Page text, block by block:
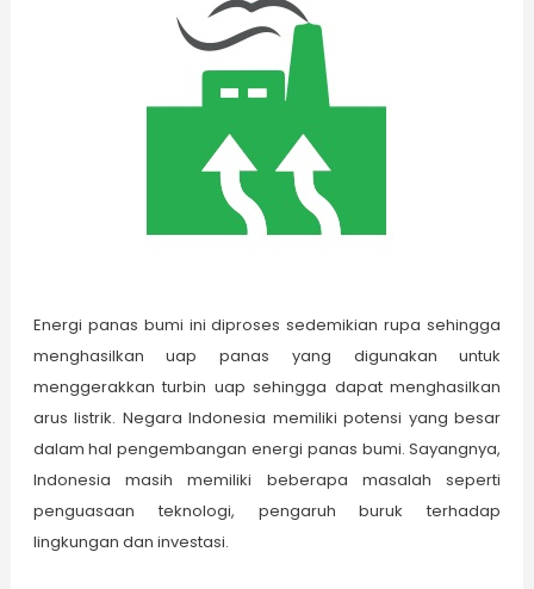
Energi panas bumi ini diproses sedemikian rupa sehingga
menghasilkan uap panas yang digunakan untuk
menggerakkan turbin uap sehingga dapat menghasilkan
arus listrik. Negara Indonesia memiliki potensi yang besar
dalam hal pengembangan energi panas bumi. Sayangnya,
Indonesia masih memiliki beberapa masalah seperti
penguasaan teknologi, pengaruh buruk terhadap
lingkungan dan investasi.